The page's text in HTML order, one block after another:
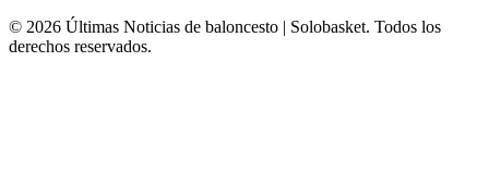
© 2026 Últimas Noticias de baloncesto | Solobasket. Todos los
derechos reservados.